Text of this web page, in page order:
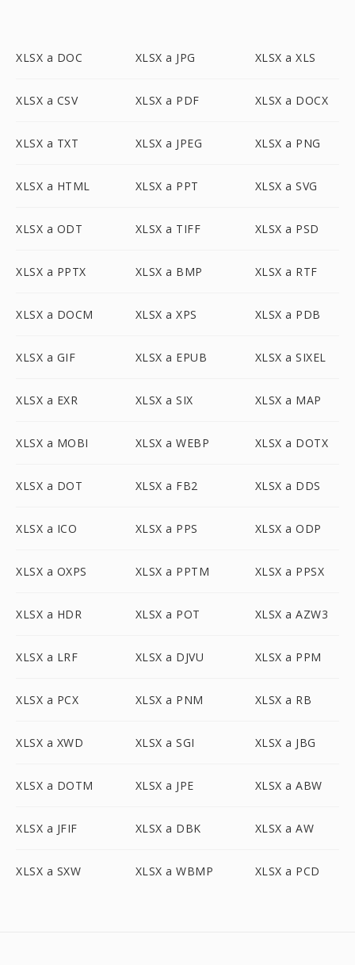
XLSX a DOC XLSX a JPG XLSX a XLS
XLSX a CSV XLSX a PDF XLSX a DOCX
XLSX a TXT XLSX a JPEG XLSX a PNG
XLSX a HTML XLSX a PPT XLSX a SVG
XLSX a ODT XLSX a TIFF XLSX a PSD
XLSX a PPTX XLSX a BMP XLSX a RTF
XLSX a DOCM XLSX a XPS XLSX a PDB
XLSX a GIF XLSX a EPUB XLSX a SIXEL
XLSX a EXR XLSX a SIX XLSX a MAP
XLSX a MOBI XLSX a WEBP XLSX a DOTX
XLSX a DOT XLSX a FB2 XLSX a DDS
XLSX a ICO XLSX a PPS XLSX a ODP
XLSX a OXPS XLSX a PPTM XLSX a PPSX
XLSX a HDR XLSX a POT XLSX a AZW3
XLSX a LRF XLSX a DJVU XLSX a PPM
XLSX a PCX XLSX a PNM XLSX a RB
XLSX a XWD XLSX a SGI XLSX a JBG
XLSX a DOTM XLSX a JPE XLSX a ABW
XLSX a JFIF XLSX a DBK XLSX a AW
XLSX a SXW XLSX a WBMP XLSX a PCD